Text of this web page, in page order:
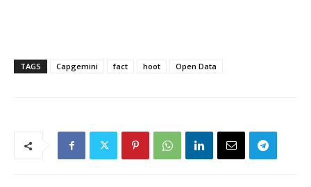
TAGS Capgemini fact hoot Open Data